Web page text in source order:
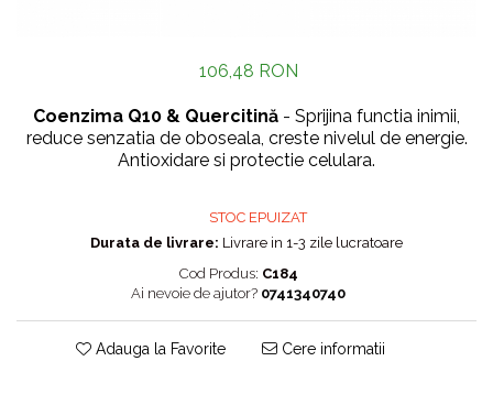
106,48 RON
Coenzima Q10 & Quercitină - Sprijina functia inimii,
reduce senzatia de oboseala, creste nivelul de energie.
Antioxidare si protectie celulara.
STOC EPUIZAT
Durata de livrare: Livrare in 1-3 zile lucratoare
Cod Produs: C184
Ai nevoie de ajutor? 0741340740
Adauga la Favorite Cere informatii